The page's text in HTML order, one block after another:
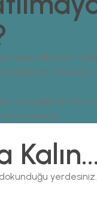
ilk senin
duymak istemez
ve Koşullar ile
olursunuz…
Kalın...